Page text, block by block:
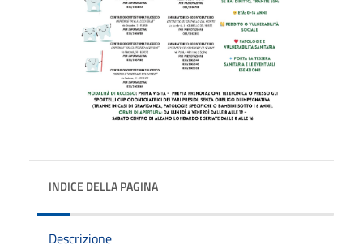
INDICE DELLA PAGINA
Descrizione